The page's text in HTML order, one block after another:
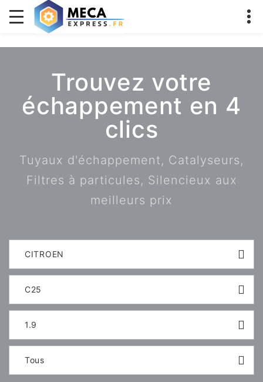
Trouvez votre
échappement en 4
clics
Tuyaux d'échappement, Catalyseurs,
Filtres à particules, Silencieux aux
meilleurs prix
CITROEN
C25
1.9
Tous